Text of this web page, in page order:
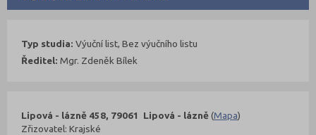
Lipová - lázně 458, 79061 Lipová - lázně(Mapa)
Zřizovatel: Krajské
Typ studia: Výuční list, Bez výučního listu
Ředitel: Mgr. Zdeněk Bílek